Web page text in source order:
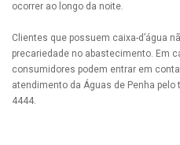
ocorrer ao longo da noite.
Clientes que possuem caixa-d’água
precariedade no abastecimento. Em
consumidores podem entrar em
atendimento da Águas de Penha
4444.